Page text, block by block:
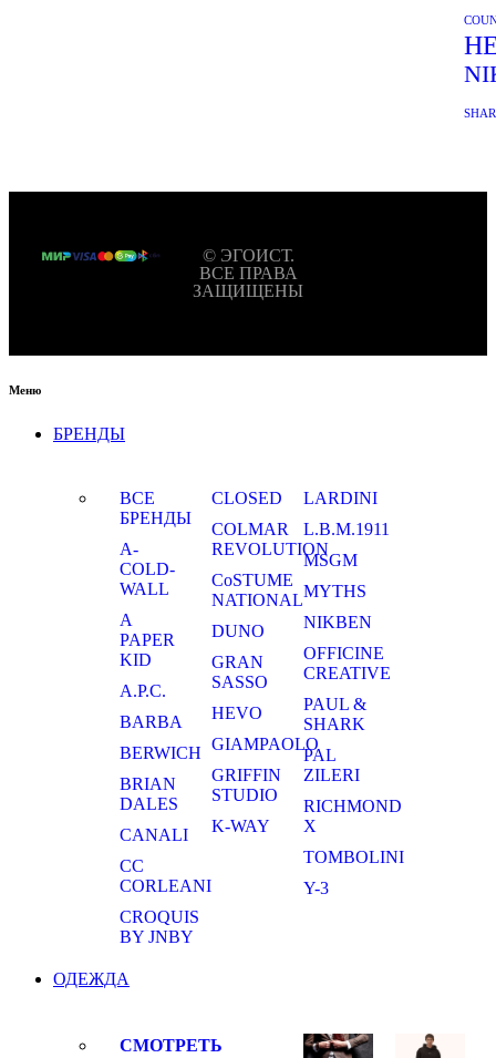
© ЭГОИСТ.
ВСЕ ПРАВА
ЗАЩИЩЕНЫ
Меню
БРЕНДЫ
ВСЕ
БРЕНДЫ
A-
COLD-
WALL
A
PAPER
KID
A.P.C.
BARBA
BERWICH
BRIAN
DALES
CANALI
CC
CORLEANI
CROQUIS
BY JNBY
CLOSED
COLMAR
REVOLUTION
CoSTUME
NATIONAL
DUNO
GRAN
SASSO
HEVO
GIAMPAOLO
GRIFFIN
STUDIO
K-WAY
LARDINI
L.B.M.1911
MSGM
MYTHS
NIKBEN
OFFICINE
CREATIVE
PAUL &
SHARK
PAL
ZILERI
RICHMOND
X
TOMBOLINI
Y-3
ОДЕЖДА
СМОТРЕТЬ